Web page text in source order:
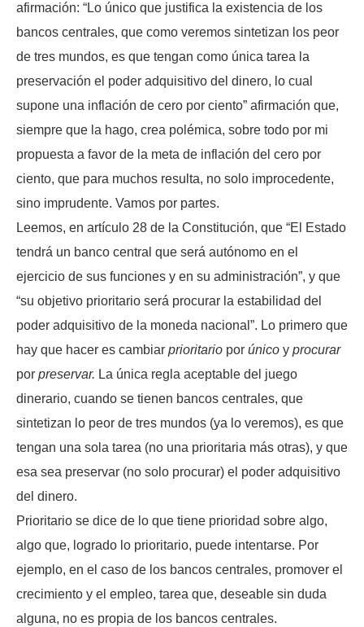
afirmación: “Lo único que justifica la existencia de los
bancos centrales, que como veremos sintetizan los peor
de tres mundos, es que tengan como única tarea la
preservación el poder adquisitivo del dinero, lo cual
supone una inflación de cero por ciento” afirmación que,
siempre que la hago, crea polémica, sobre todo por mi
propuesta a favor de la meta de inflación del cero por
ciento, que para muchos resulta, no solo improcedente,
sino imprudente. Vamos por partes.
Leemos, en artículo 28 de la Constitución, que “El Estado
tendrá un banco central que será autónomo en el
ejercicio de sus funciones y en su administración”, y que
“su objetivo prioritario será procurar la estabilidad del
poder adquisitivo de la moneda nacional”. Lo primero que
hay que hacer es cambiar prioritario por único y procurar
por preservar. La única regla aceptable del juego
dinerario, cuando se tienen bancos centrales, que
sintetizan lo peor de tres mundos (ya lo veremos), es que
tengan una sola tarea (no una prioritaria más otras), y que
esa sea preservar (no solo procurar) el poder adquisitivo
del dinero.
Prioritario se dice de lo que tiene prioridad sobre algo,
algo que, logrado lo prioritario, puede intentarse. Por
ejemplo, en el caso de los bancos centrales, promover el
crecimiento y el empleo, tarea que, deseable sin duda
alguna, no es propia de los bancos centrales.